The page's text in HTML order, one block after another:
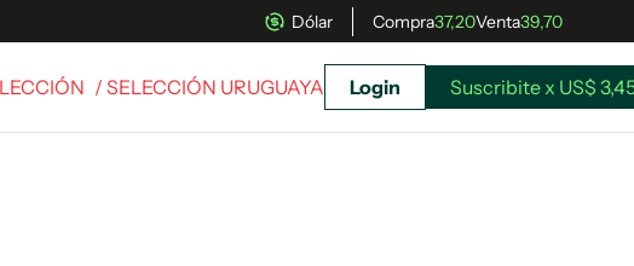
Dólar Compra37,20Venta39,70
/ SELECCIÓN URUGUAYA Login Suscribite x US$